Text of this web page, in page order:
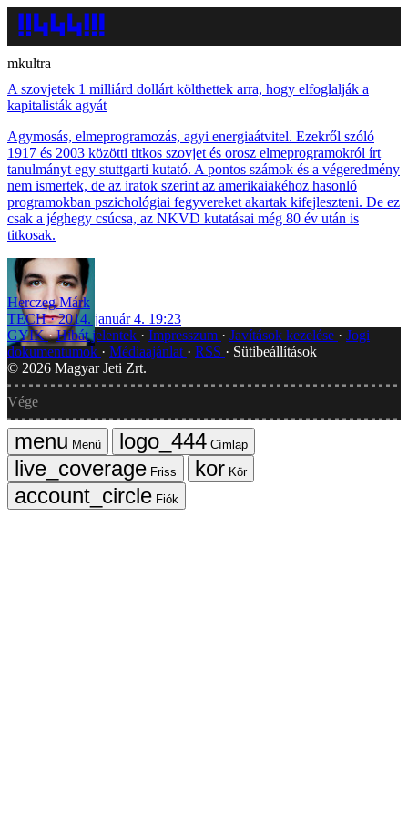
mkultra
A szovjetek 1 milliárd dollárt költhettek arra, hogy elfoglalják a
kapitalisták agyát
Agymosás, elmeprogramozás, agyi energiaátvitel. Ezekről szóló
1917 és 2003 közötti titkos szovjet és orosz elmeprogramokról írt
tanulmányt egy stuttgarti kutató. A pontos számok és a végeredmény
nem ismertek, de az iratok szerint az amerikaiakéhoz hasonló
programokban pszichológiai fegyvereket akartak kifejleszteni. De ez
csak a jéghegy csúcsa, az NKVD kutatásai még 80 év után is
titkosak.
Herczeg Márk
TECH
2014. január 4. 19:23
GYIK Hibát jelentek Impresszum Javítások kezelése
Jogi
dokumentumok
Médiaajánlat RSS
Sütibeállítások
© 2026 Magyar Jeti Zrt.
Vége
Menü
Címlap
Friss
Kör
Fiók